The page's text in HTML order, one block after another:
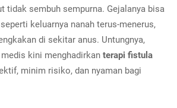
tidak sembuh sempurna. Gejalanya bisa
keluarnya nanah terus-menerus,
di sekitar anus. Untungnya,
kini menghadirkan terapi fistula
minim risiko, dan nyaman bagi